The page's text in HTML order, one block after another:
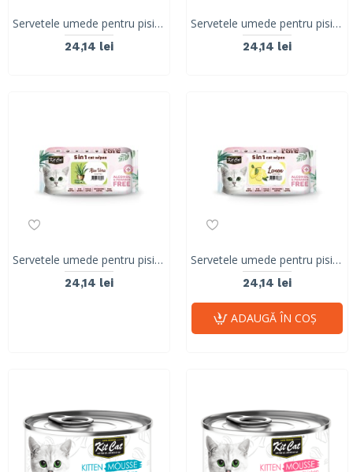
Servetele umede pentru pisici, KIT KAT, 5 in 1, Cocos, 80 buc
24,14 lei
Servetele umede pentru pisici, KIT KAT, 5 in 1, Baby Powder, 80 buc
24,14 lei
Servetele umede pentru pisici, KIT KAT, 5 in 1, Aloe Vera, 80 buc
24,14 lei
Servetele umede pentru pisici, KIT KAT, 5 in 1, Lemon, 80 buc
24,14 lei
ADAUGĂ ÎN COŞ